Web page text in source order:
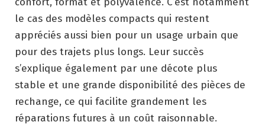
le cas des modèles compacts qui restent
appréciés aussi bien pour un usage urbain que
pour des trajets plus longs. Leur succès
s’explique également par une décote plus
stable et une grande disponibilité des pièces de
rechange, ce qui facilite grandement les
réparations futures à un coût raisonnable.